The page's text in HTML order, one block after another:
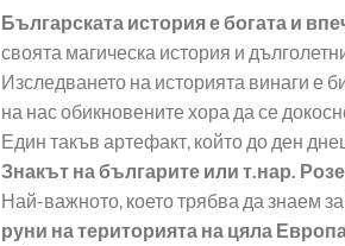
Българската история е богата и
своята магическа история и
Изследването на историята винаги е
на нас обикновените хора да се
Един такъв артефакт, който до ден
Знакът на българите или т.нар.
Най-важното, което трябва да знаем
руни на територията на цяла